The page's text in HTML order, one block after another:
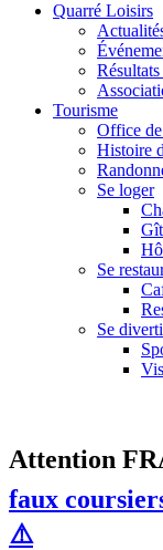
Quarré Loisirs
Tourisme
Office
Histoire
Se loger
Se
Se
Attention
faux
⚠️